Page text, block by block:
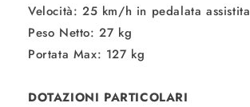
Velocità: 25 km/h in pedalata assistita
Peso Netto: 27 kg
Portata Max: 127 kg
DOTAZIONI PARTICOLARI